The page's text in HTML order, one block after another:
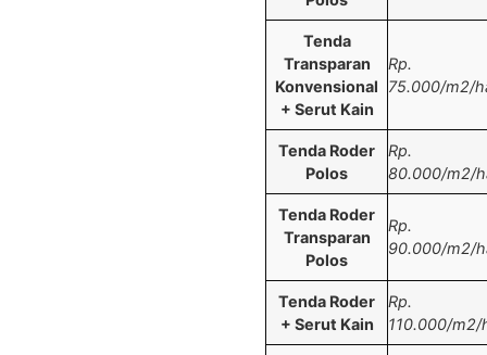
Tenda
Transparan
Konvensional
+ Serut Kain
Rp.
75.000/m2/
Tenda Roder
Polos
Rp.
80.000/m2/
Tenda Roder
Transparan
Polos
Rp.
90.000/m2/
Tenda Roder
+ Serut Kain
Rp.
110.000/m2/